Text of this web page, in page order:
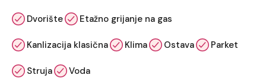
Dvorište Etažno grijanje na gas
Kanlizacija klasična Klima Ostava Parket
Struja Voda